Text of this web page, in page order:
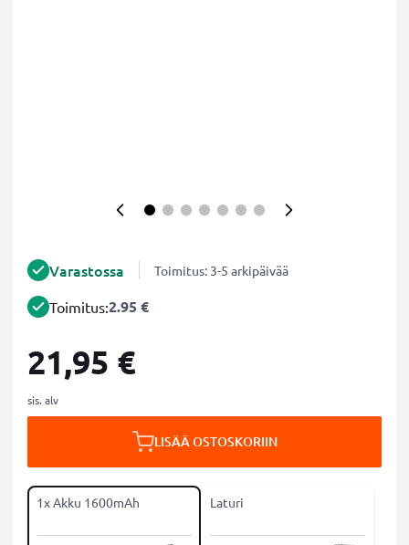
Varastossa Toimitus: 3-5 arkipäivää
Toimitus:2.95 €
21,95 €
sis. alv
LISÄÄ OSTOSKORIIN
1x Akku 1600mAh Laturi